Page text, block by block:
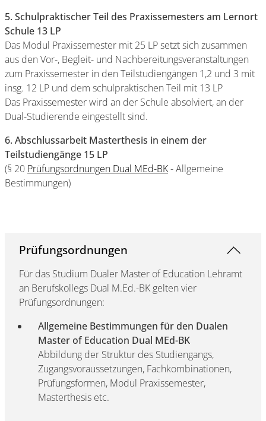
5. Schulpraktischer Teil des Praxissemesters am Lernort
Schule 13 LP
Das Modul Praxissemester mit 25 LP setzt sich zusammen
aus den Vor-, Begleit- und Nachbereitungsveranstaltungen
zum Praxissemester in den Teilstudiengängen 1,2 und 3 mit
insg. 12 LP und dem schulpraktischen Teil mit 13 LP
Das Praxissemester wird an der Schule absolviert, an der
Dual-Studierende eingestellt sind.
6. Abschlussarbeit Masterthesis in einem der
Teilstudiengänge 15 LP
(§ 20 Prüfungsordnungen Dual MEd-BK- Allgemeine
Bestimmungen)
Prüfungsordnungen
Für das Studium Dualer Master of Education Lehramt
an Berufskollegs Dual M.Ed.-BK gelten vier
Prüfungsordnungen:
Allgemeine Bestimmungen für den Dualen
Master of Education Dual MEd-BK
Abbildung der Struktur des Studiengangs,
Zugangsvoraussetzungen, Fachkombinationen,
Prüfungsformen, Modul Praxissemester,
Masterthesis etc.